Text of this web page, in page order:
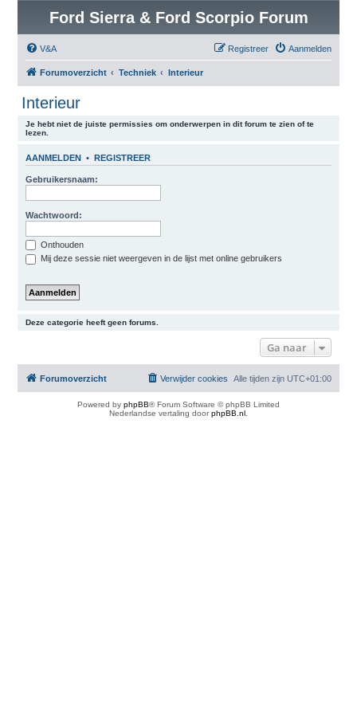
Ford Sierra & Ford Scorpio Forum
V&A Aanmelden
Registreer
Forumoverzicht Techniek Interieur
Interieur
Je hebt niet de juiste permissies om onderwerpen in dit forum te zien of te
lezen.
AANMELDEN • REGISTREER
Gebruikersnaam:
Wachtwoord:
Onthouden
Mij deze sessie niet weergeven in de lijst met online gebruikers
Deze categorie heeft geen forums.
Ga naar
Forumoverzicht Alle tijden zijn UTC+01:00
Verwijder cookies
Powered by phpBB® Forum Software © phpBB Limited
Nederlandse vertaling doorphpBB.nl